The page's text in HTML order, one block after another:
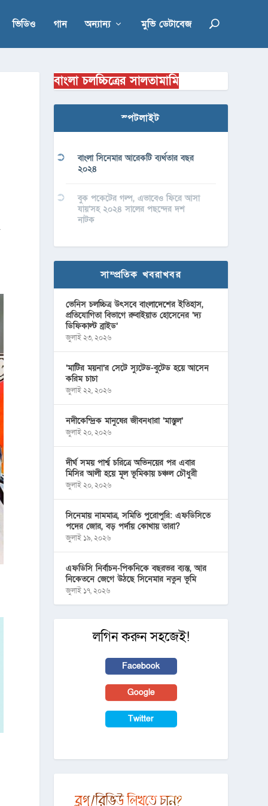
ভিডিও গান অন্যান্য মুভি ডেটাবেজ
বাংলা চলচ্চিত্রের সালতামামি
স্পটলাইট
বাংলা সিনেমার আরেকটি ব্যর্থতার বছর
২০২৪
বুক পকেটের গল্প, এভাবেও ফিরে আসা
যায়’সহ ২০২৪ সালের পছন্দের দশ
নাটক
সাম্প্রতিক খবরাখবর
ভেনিস চলচ্চিত্র উৎসবে বাংলাদেশের ইতিহাস,
প্রতিযোগিতা বিভাগে রুবাইয়াত হোসেনের ‘দ্য
ডিফিকাল্ট ব্রাইড’
জুলাই ২৩, ২০২৬
‘মাটির ময়না’র সেটে স্যুটেড-বুটেড হয়ে আসেন
করিম চাচা
জুলাই ২২, ২০২৬
নদীকেন্দ্রিক মানুষের জীবনধারা ‘মাস্তুল’
জুলাই ২০, ২০২৬
দীর্ঘ সময় পার্শ্ব চরিত্রে অভিনয়ের পর এবার
মিসির আলী হয়ে মূল ভূমিকায় চঞ্চল চৌধুরী
জুলাই ২০, ২০২৬
সিনেমায় নামমাত্র, সমিতি পুরোপুরি: এফডিসিতে
পদের জোর, বড় পর্দায় কোথায় তারা?
জুলাই ১৯, ২০২৬
এফডিসি নির্বাচন-পিকনিকে বছরভর ব্যস্ত, আর
নিকেতনে জেগে উঠছে সিনেমার নতুন ভূমি
জুলাই ১৭, ২০২৬
লগিন করুন সহজেই!
Facebook
Google
Twitter